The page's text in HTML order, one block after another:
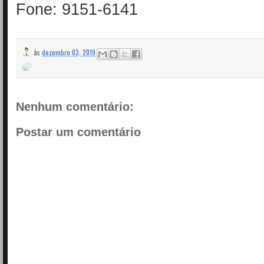
Fone: 9151-6141
às dezembro 03, 2019
Nenhum comentário:
Postar um comentário